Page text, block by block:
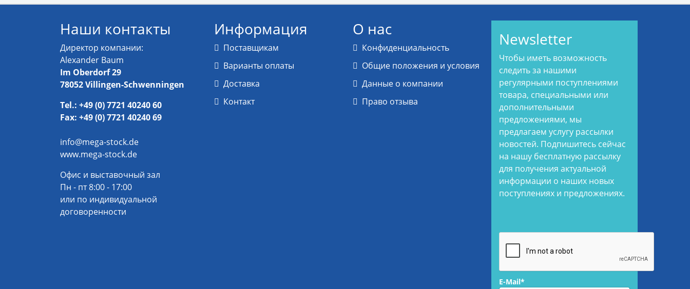
Наши контакты
Директор компании:
Alexander Baum
Im Oberdorf 29
78052 Villingen-Schwenningen
Tel.: +49 (0) 7721 40240 60
Fax: +49 (0) 7721 40240 69
info@mega-stock.de
www.mega-stock.de
Офис и выставочный зал
Пн - пт 8:00 - 17:00
или по индивидуальной
договоренности
Информация
Поставщикам
Варианты оплаты
Доставка
Контакт
О нас
Конфиденциальность
Общие положения и условия
Данные о компании
Право отзыва
Newsletter
Чтобы иметь возможность
следить за нашими
регулярными поступлениями
товара, специальными или
дополнительными
предложениями, мы
предлагаем услугу рассылки
новостей. Подпишитесь сейчас
на нашу бесплатную рассылку
для получения актуальной
информации о наших новых
поступлениях и предложениях.
E-Mail*